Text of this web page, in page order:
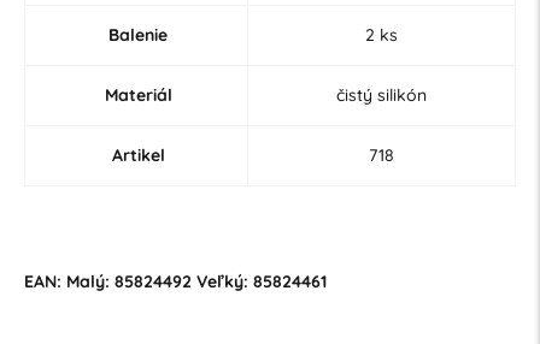
Balenie 2 ks
Materiál čistý silikón
Artikel 718
EAN: Malý: 85824492 Veľký: 85824461